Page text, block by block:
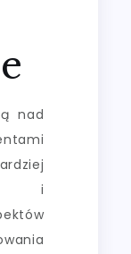
nad
i